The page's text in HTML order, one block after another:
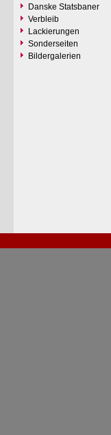
Danske Statsbaner
Verbleib
Lackierungen
Sonderseiten
Bildergalerien